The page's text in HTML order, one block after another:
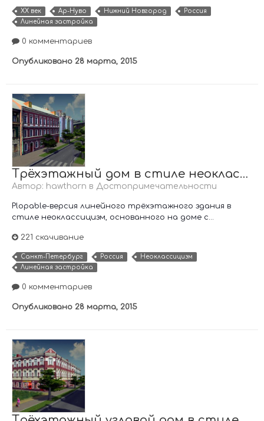
XX век Ар-Нуво Нижний Новгород
Россия
Линейная застройка
0 комментариев
Опубликовано 28 марта, 2015
Трёхэтажный дом в стиле неоклассицизм
Автор: hawthorn в Достопримечательности
Plopable-версия линейного трёхэтажного здания в
стиле неоклассицизм, основанного на доме с...
221 скачивание
Санкт-Петербург Россия
Неоклассицизм
Линейная застройка
0 комментариев
Опубликовано 28 марта, 2015